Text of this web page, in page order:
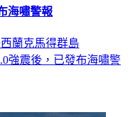
海嘯警報
蘭克馬得群島
強震後，已發布海嘯警